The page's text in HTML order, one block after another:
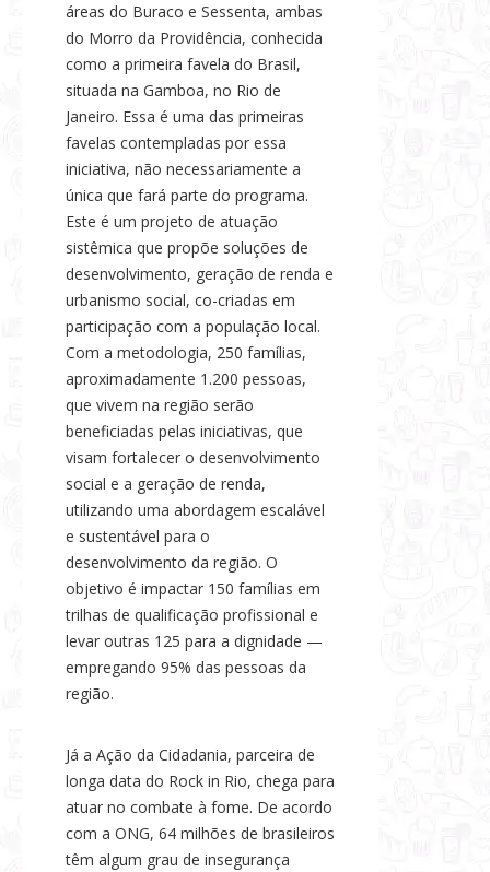
áreas do Buraco e Sessenta, ambas
do Morro da Providência, conhecida
como a primeira favela do Brasil,
situada na Gamboa, no Rio de
Janeiro. Essa é uma das primeiras
favelas contempladas por essa
iniciativa, não necessariamente a
única que fará parte do programa.
Este é um projeto de atuação
sistêmica que propõe soluções de
desenvolvimento, geração de renda e
urbanismo social, co-criadas em
participação com a população local.
Com a metodologia, 250 famílias,
aproximadamente 1.200 pessoas,
que vivem na região serão
beneficiadas pelas iniciativas, que
visam fortalecer o desenvolvimento
social e a geração de renda,
utilizando uma abordagem escalável
e sustentável para o
desenvolvimento da região. O
objetivo é impactar 150 famílias em
trilhas de qualificação profissional e
levar outras 125 para a dignidade —
empregando 95% das pessoas da
região.
Já a Ação da Cidadania, parceira de
longa data do Rock in Rio, chega para
atuar no combate à fome. De acordo
com a ONG, 64 milhões de brasileiros
têm algum grau de insegurança